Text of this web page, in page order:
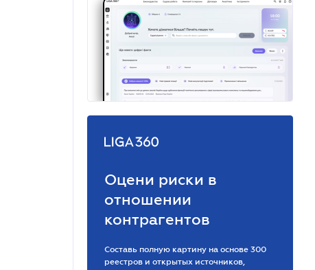
Оцени риски в
отношении
контрагентов
Составь полную картину на основе 300
реестров и открытых источников,